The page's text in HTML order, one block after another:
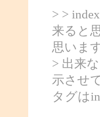
> >
来ると
思います
> 出来
示させ
タグは